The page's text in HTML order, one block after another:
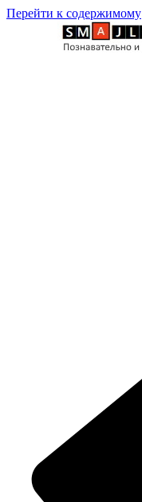
Перейти к содержимому